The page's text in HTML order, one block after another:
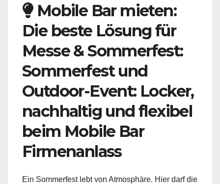
Mobile Bar mieten:
Die beste Lösung für
Messe & Sommerfest:
Sommerfest und
Outdoor-Event: Locker,
nachhaltig und flexibel
beim Mobile Bar
Firmenanlass
Ein Sommerfest lebt von Atmosphäre. Hier darf die